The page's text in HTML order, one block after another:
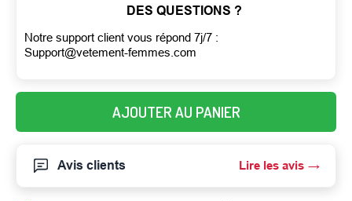
DES QUESTIONS ?
Notre support client vous répond 7j/7 :
Support@vetement-femmes.com
AJOUTER AU PANIER
Avis clients Lire les avis